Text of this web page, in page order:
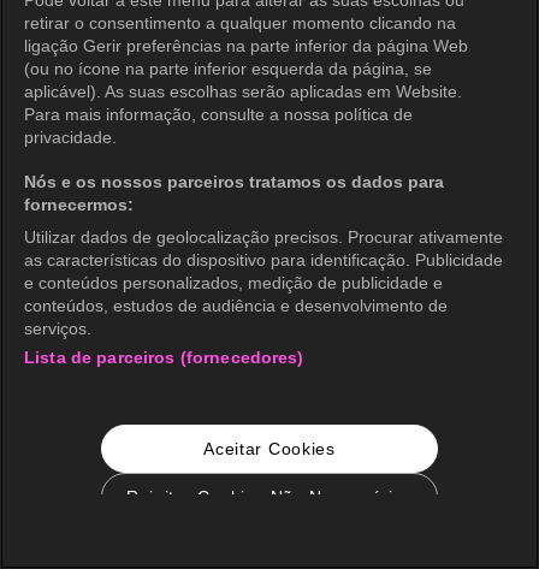
retirar o consentimento a qualquer momento clicando na
ligação Gerir preferências na parte inferior da página Web
(ou no ícone na parte inferior esquerda da página, se
aplicável). As suas escolhas serão aplicadas em Website.
Para mais informação, consulte a nossa política de
privacidade.
Nós e os nossos parceiros tratamos os dados para
fornecermos:
Utilizar dados de geolocalização precisos. Procurar ativamente
as características do dispositivo para identificação. Publicidade
e conteúdos personalizados, medição de publicidade e
conteúdos, estudos de audiência e desenvolvimento de
serviços.
Lista de parceiros (fornecedores)
Aceitar Cookies
Rejeitar Cookies Não Necessários